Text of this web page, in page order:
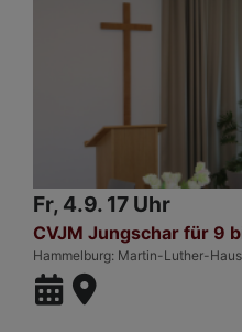
Fr, 4.9. 17 Uhr
CVJM Jungschar für 9
Hammelburg Martin-Luther-Haus